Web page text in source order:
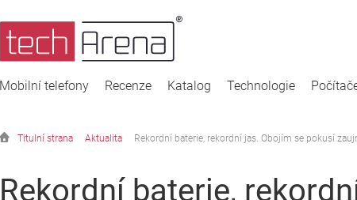
Mobilní telefony Recenze Katalog Technologie
Titulní strana Aktualita Rekordní baterie, rekordní jas. Obojím se pokusí
Rekordní baterie,